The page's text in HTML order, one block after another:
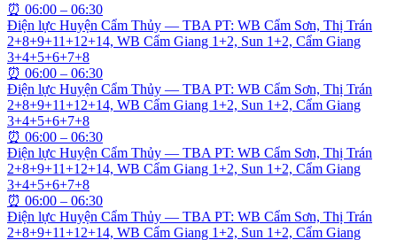
⏰ 06:00 – 06:30
Điện lực Huyện Cẩm Thủy — TBA PT: WB Cẩm Sơn, Thị Trán
2+8+9+11+12+14, WB Cẩm Giang 1+2, Sun 1+2, Cẩm Giang
3+4+5+6+7+8
⏰ 06:00 – 06:30
Điện lực Huyện Cẩm Thủy — TBA PT: WB Cẩm Sơn, Thị Trán
2+8+9+11+12+14, WB Cẩm Giang 1+2, Sun 1+2, Cẩm Giang
3+4+5+6+7+8
⏰ 06:00 – 06:30
Điện lực Huyện Cẩm Thủy — TBA PT: WB Cẩm Sơn, Thị Trán
2+8+9+11+12+14, WB Cẩm Giang 1+2, Sun 1+2, Cẩm Giang
3+4+5+6+7+8
⏰ 06:00 – 06:30
Điện lực Huyện Cẩm Thủy — TBA PT: WB Cẩm Sơn, Thị Trán
2+8+9+11+12+14, WB Cẩm Giang 1+2, Sun 1+2, Cẩm Giang